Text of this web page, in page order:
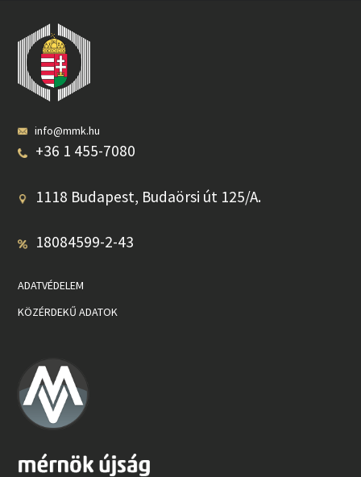
info@mmk.hu
+36 1 455-7080
1118 Budapest, Budaörsi út 125/A.
18084599-2-43
ADATVÉDELEM
KÖZÉRDEKŰ ADATOK